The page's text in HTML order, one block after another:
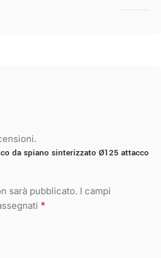
da spiano sinterizzato Ø125 attacco
sarà pubblicato. I campi
*